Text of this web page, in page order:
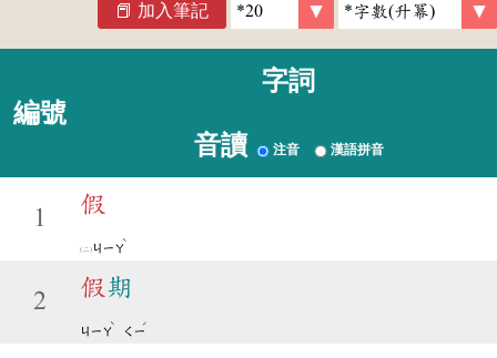
加入筆記
編號
字詞
音讀 注音 漢語拼音
1
假
ㄐㄧㄚ
ˋ
2
假期
ㄐㄧㄚ
ˋ
ㄑㄧ
ˊ